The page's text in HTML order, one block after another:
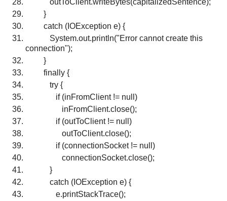
outToClient.writeBytes(capitalizedSentence);
}
catch (IOException e) {
System.out.println("Error cannot create this
connection");
}
finally {
try {
if (inFromClient != null)
inFromClient.close();
if (outToClient != null)
outToClient.close();
if (connectionSocket != null)
connectionSocket.close();
}
catch (IOException e) {
e.printStackTrace();